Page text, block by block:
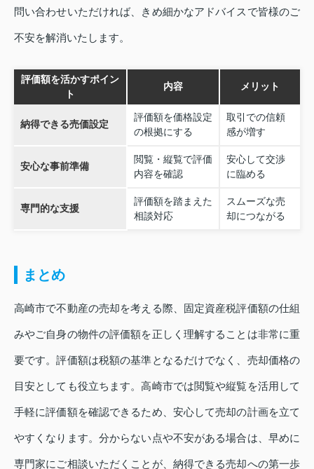
問い合わせいただければ、きめ細かなアドバイスで皆様のご
不安を解消いたします。
評価額を活かすポイン
ト
内容 メリット
納得できる売価設定
評価額を価格設定
の根拠にする
取引での信頼
感が増す
安心な事前準備
閲覧・縦覧で評価
内容を確認
安心して交渉
に臨める
専門的な支援
評価額を踏まえた
相談対応
スムーズな売
却につながる
まとめ
高崎市で不動産の売却を考える際、固定資産税評価額の仕組
みやご自身の物件の評価額を正しく理解することは非常に重
要です。評価額は税額の基準となるだけでなく、売却価格の
目安としても役立ちます。高崎市では閲覧や縦覧を活用して
手軽に評価額を確認できるため、安心して売却の計画を立て
やすくなります。分からない点や不安がある場合は、早めに
専門家にご相談いただくことが、納得できる売却への第一歩